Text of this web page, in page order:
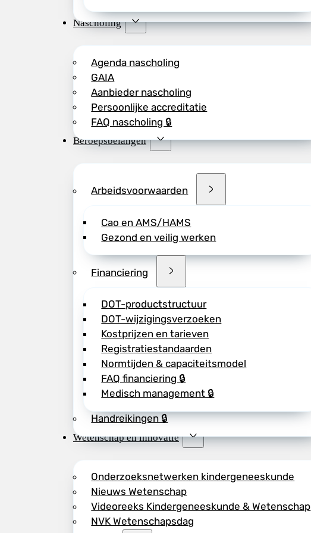
Nascholing
Agenda nascholing
GAIA
Aanbieder nascholing
Persoonlijke accreditatie
FAQ nascholing 🔒
Beroepsbelangen
Arbeidsvoorwaarden
Cao en AMS/HAMS
Gezond en veilig werken
Financiering
DOT-productstructuur
DOT-wijzigingsverzoeken
Kostprijzen en tarieven
Registratiestandaarden
Normtijden & capaciteitsmodel
FAQ financiering 🔒
Medisch management 🔒
Handreikingen 🔒
Wetenschap en innovatie
Onderzoeksnetwerken kindergeneeskunde
Nieuws Wetenschap
Videoreeks Kindergeneeskunde & Wetenschap
NVK Wetenschapsdag